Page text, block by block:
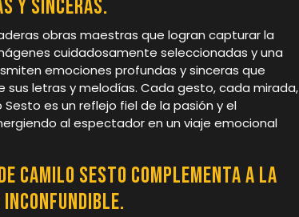
y sinceras.
obras maestras que logran capturar la
cuidadosamente seleccionadas y una
emociones profundas y sinceras que
letras y melodías. Cada gesto, cada mirada,
es un reflejo fiel de la pasión y el
al espectador en un viaje emocional
Camilo Sesto complementa a la